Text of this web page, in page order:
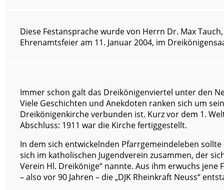
Diese Festansprache wurde von Herrn Dr. Max
Ehrenamtsfeier am 11. Januar 2004, im
Immer schon galt das Dreikönigenviertel unter den
Viele Geschichten und Anekdoten ranken sich um
Dreikönigenkirche verbunden ist. Kurz vor dem 1.
Abschluss: 1911 war die Kirche fertiggestellt.
In dem sich entwickelnden Pfarrgemeindeleben
sich im katholischen Jugendverein zusammen, der
Verein Hl. Dreikönige“ nannte. Aus ihm erwuchs
– also vor 90 Jahren – die „DJK Rheinkraft Neuss“